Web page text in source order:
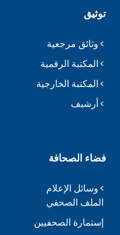
توثيق
وثائق مرجعية
المكتبة الرقمية
المكتبة الخارجية
أرشيف
فضاء الصحافة
وسائل الإعلام
الملف الصحفي
إستمارة الصحفيين